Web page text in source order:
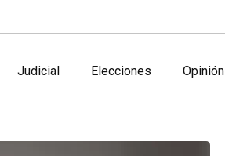
Judicial Elecciones Opinión